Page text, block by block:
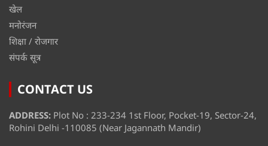
खेल
मनोरंजन
शिक्षा / रोजगार
संपर्क सूत्र
CONTACT US
ADDRESS: Plot No : 233-234 1st Floor, Pocket-19, Sector-24,
Rohini Delhi -110085 (Near Jagannath Mandir)